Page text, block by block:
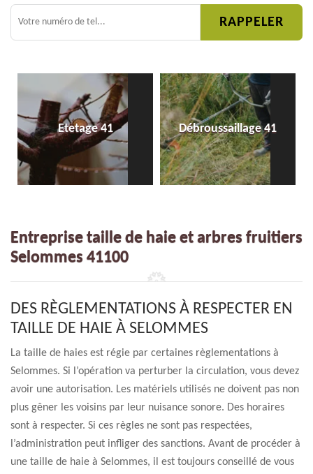
Etetage 41 Débroussaillage 41
Entreprise taille de haie et arbres fruitiers
Selommes 41100
DES RÈGLEMENTATIONS À RESPECTER EN
TAILLE DE HAIE À SELOMMES
La taille de haies est régie par certaines règlementations à
Selommes. Si l’opération va perturber la circulation, vous devez
avoir une autorisation. Les matériels utilisés ne doivent pas non
plus gêner les voisins par leur nuisance sonore. Des horaires
sont à respecter. Si ces règles ne sont pas respectées,
l’administration peut infliger des sanctions. Avant de procéder à
une taille de haie à Selommes, il est toujours conseillé de vous